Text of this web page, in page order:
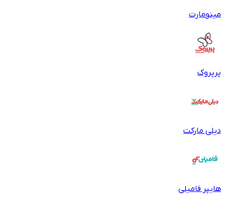
مینومارت
پرپروک
دیلی مارکت
هایپر فامیلی